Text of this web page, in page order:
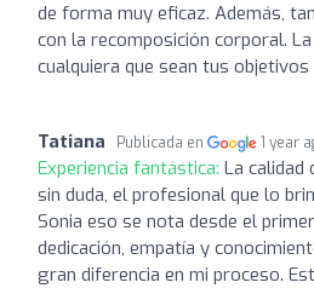
de forma muy eficaz. Además,
con la recomposición corporal.
cualquiera que sean tus objetivos
Tatiana Publicada en 1 year
Experiencia fantástica: La calidad
sin duda, el profesional que lo
Sonia eso se nota desde el
dedicación, empatía y
gran diferencia en mi proceso.